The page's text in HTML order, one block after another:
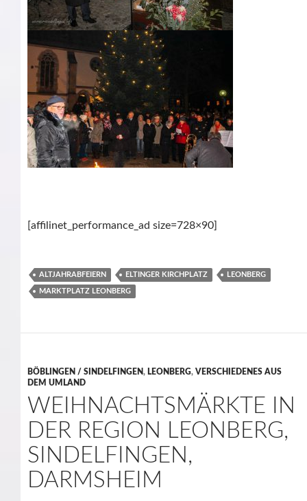
[affilinet_performance_ad size=728×90]
ALTJAHRABFEIERN ELTINGER KIRCHPLATZ LEONBERG
MARKTPLATZ LEONBERG
BÖBLINGEN / SINDELFINGEN, LEONBERG, VERSCHIEDENES AUS
DEM UMLAND
WEIHNACHTSMÄRKTE IN
DER REGION LEONBERG,
SINDELFINGEN,
DARMSHEIM